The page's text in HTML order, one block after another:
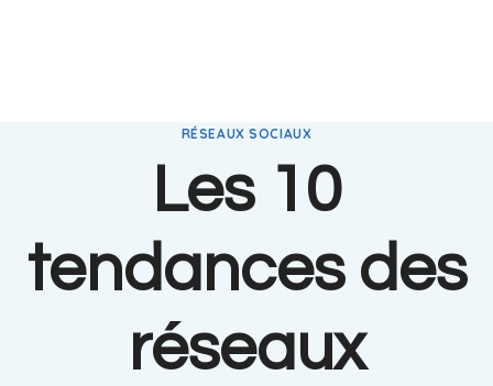
RÉSEAUX SOCIAUX
Les 10
tendances des
réseaux